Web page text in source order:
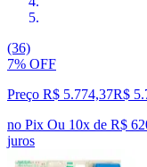
(36)
7% OFF
Preço R$ 5.774,37R$
no Pix Ou 10x de R$
juros